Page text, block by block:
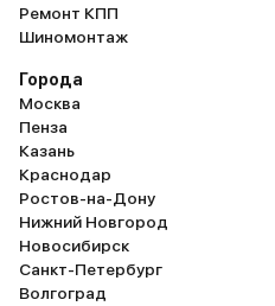
Глубокий черный
и еще 74 опции
2 940 000 ₽
2 359 000 ₽
ПТС
Ремонт КПП
Шиномонтаж
Города
Москва
Пенза
Казань
Краснодар
Ростов-на-Дону
Нижний Новгород
Новосибирск
Санкт-Петербург
Волгоград